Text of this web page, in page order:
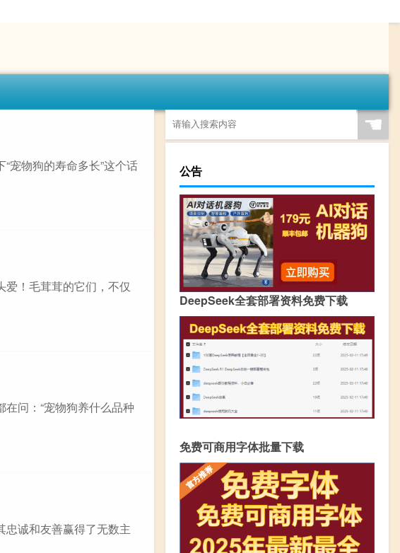
宠物狗的寿命多长”这个话
！毛茸茸的它们，不仅
问：“宠物狗养什么品种
忠诚和友善赢得了无数主
☚
公告
DeepSeek全套部署资料免费下载
免费可商用字体批量下载